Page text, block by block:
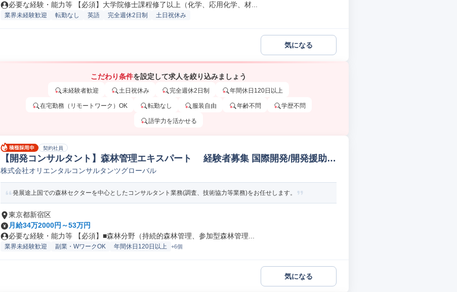
必要な経験・能力等 【必須】大学院修士課程修了以上（化学、応用化学、材...
業界未経験歓迎 転勤なし 英語 完全週休2日制 土日祝休み
気になる
こだわり条件を設定して求人を絞り込みましょう
未経験者歓迎 土日祝休み 完全週休2日制 年間休日120日以上
在宅勤務（リモートワーク）OK 転勤なし 服装自由 年齢不問 学歴不問
語学力を活かせる
契約社員
【開発コンサルタント】森林管理エキスパート 経験者募集 国際開発/開発援助コ
ンサルタント
株式会社オリエンタルコンサルタンツグローバル
発展途上国での森林セクターを中心としたコンサルタント業務(調査、技術協力等業務)をお任せします。
東京都新宿区
月給34万2000円～53万円
必要な経験・能力等 【必須】■森林分野（持続的森林管理、参加型森林管理...
業界未経験歓迎 副業・WワークOK 年間休日120日以上 +6個
気になる